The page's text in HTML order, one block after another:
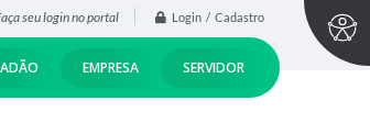
seu login no portal Login / Cadastro
EMPRESA SERVIDOR